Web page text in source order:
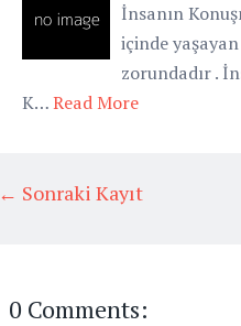
İnsanın
içinde
zorundadır .
K…Read More
← Sonraki Kayıt
0 Comments: